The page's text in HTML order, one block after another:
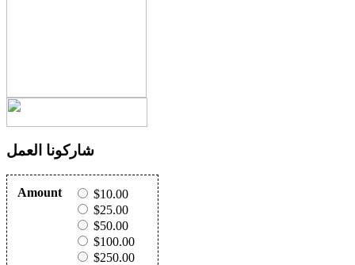
شاركونا العمل
Amount
$10.00
$25.00
$50.00
$100.00
$250.00